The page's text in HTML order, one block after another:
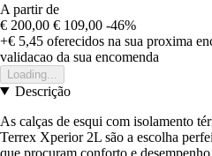
A partir de
€ 200,00 € 109,00 -46%
+€ 5,45 oferecidos na sua proxima
validacao da sua encomenda
Loading...
Descrição
As calças de esqui com isolamento
Terrex Xperior 2L são a escolha
que procuram conforto e